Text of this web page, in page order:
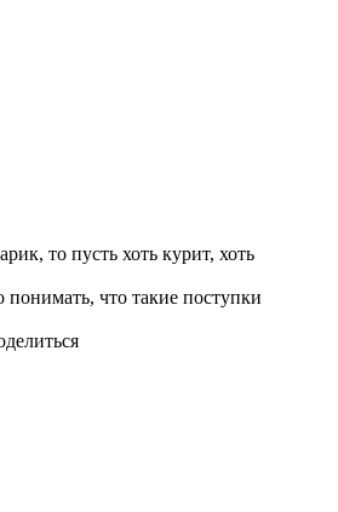
то пусть хоть курит, хоть
понимать, что такие поступки